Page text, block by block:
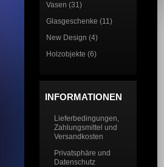
Vasen (31)
Glasgeschenke (11)
New Design (4)
Holzobjekte (6)
INFORMATIONEN
Lieferbedingungen,
Zahlungsmittel und
Versandkosten
Privatsphäre und
Datenschutz